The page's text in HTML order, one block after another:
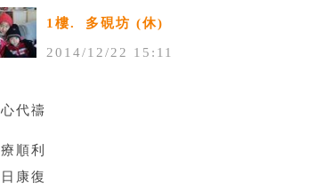
1樓. 多硯坊 (休)
2014/12/22 15 : 11
代禱
順利
康復